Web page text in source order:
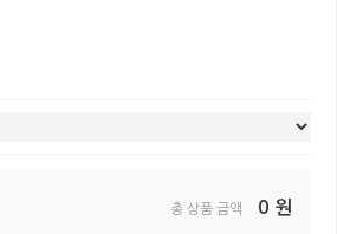
총 상품 금액 0 원